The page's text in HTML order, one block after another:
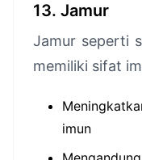
13. Jamur
Jamur seperti
memiliki sifat
imun